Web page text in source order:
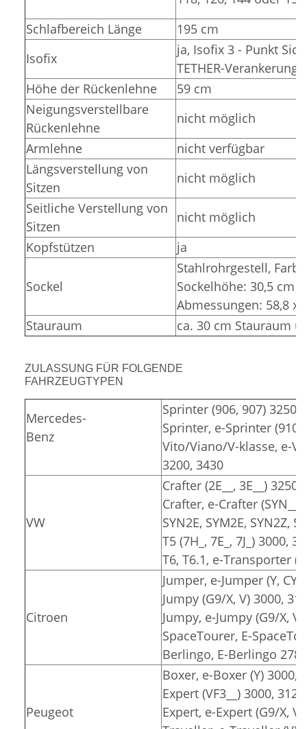
Schlafbereich Länge
195 cm
Isofix
ja, Isofix 3 - Punkt
TETHER-
Höhe der Rückenlehne
59 cm
Neigungsverstellbare
Rückenlehne
nicht möglich
Armlehne
nicht verfügbar
Längsverstellung von
Sitzen
nicht möglich
Seitliche Verstellung von
Sitzen
nicht möglich
Kopfstützen
ja
Sockel
Stahlrohrgestell,
Sockelhöhe: 30,5 cm
Abmessungen: 58,8 x
Stauraum
ca. 30 cm Stauraum
ZULASSUNG FÜR FOLGENDE
FAHRZEUGTYPEN
Mercedes-
Benz
Sprinter (906, 907) 3250,
Sprinter, e-Sprinter (910)
Vito/Viano/V-klasse, e-
3200, 3430
VW
Crafter (2E__, 3E__)
Crafter, e-Crafter (SYN__,
SYN2E, SYM2E, SYN2Z,
T5 (7H_, 7E_, 7J_) 3000,
T6, T6.1, e-Transporter
Citroen
Jumper, e-Jumper (Y,
Jumpy (G9/X, V) 3000,
Jumpy, e-Jumpy (G9/X,
SpaceTourer, E-
Berlingo, E-Berlingo
Peugeot
Boxer, e-Boxer (Y) 3000,
Expert (VF3__) 3000, 3122
Expert, e-Expert (G9/X,